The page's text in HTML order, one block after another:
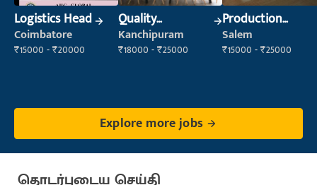
Logistics Head
Coimbatore
₹15000 - ₹20000
Quality
Inspector
Kanchipuram
₹18000 - ₹25000
Production
Supervisor
Salem
₹15000 - ₹25000
Explore more jobs